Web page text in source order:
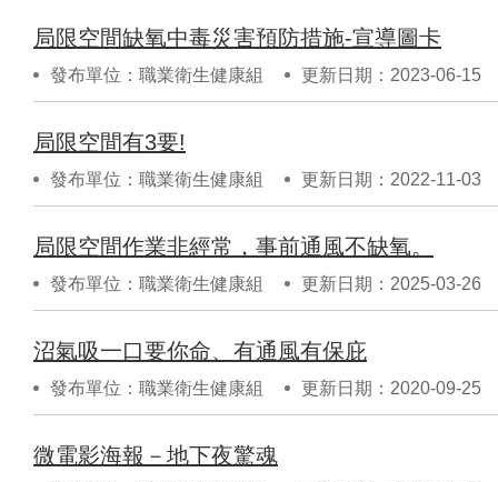
局限空間缺氧中毒災害預防措施-宣導圖卡
發布單位：職業衛生健康組 更新日期：2023-06-15
局限空間有3要!
發布單位：職業衛生健康組 更新日期：2022-11-03
局限空間作業非經常，事前通風不缺氧。
發布單位：職業衛生健康組 更新日期：2025-03-26
沼氣吸一口要你命、有通風有保庇
發布單位：職業衛生健康組 更新日期：2020-09-25
微電影海報－地下夜驚魂